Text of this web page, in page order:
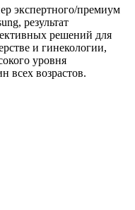
экспертного/премиум
результат
решений для
и гинекологии,
уровня
всех возрастов.